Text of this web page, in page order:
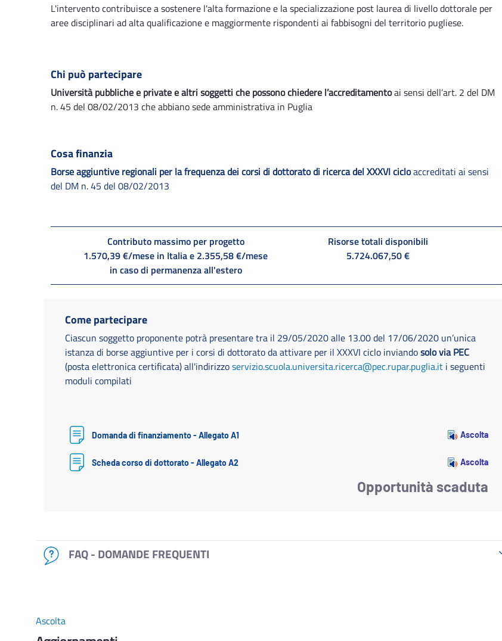
L'intervento contribuisce a sostenere l'alta formazione e la specializzazione post laurea di livello dottorale per
aree disciplinari ad alta qualificazione e maggiormente rispondenti ai fabbisogni del territorio pugliese.
Chi può partecipare
Università pubbliche e private e altri soggetti che possono chiedere l’accreditamentoai sensi dell’art. 2 del DM
n. 45 del 08/02/2013 che abbiano sede amministrativa in Puglia
Cosa finanzia
Borse aggiuntive regionali per la frequenza dei corsi di dottorato di ricerca del XXXVI cicloaccreditati ai sensi
del DM n. 45 del 08/02/2013
Contributo massimo per progetto
1.570,39 €/mese in Italia e 2.355,58 €/mese
in caso di permanenza all'estero
Risorse totali disponibili
5.724.067,50 €
Come partecipare
Ciascun soggetto proponente potrà presentare tra il 29/05/2020 alle 13.00 del 17/06/2020 un’unica
istanza di borse aggiuntive per i corsi di dottorato da attivare per il XXXVI ciclo inviandosolo via PEC
(posta elettronica certificata) all'indirizzoservizio.scuola.universita.ricerca@pec.rupar.puglia.it i seguenti
moduli compilati
Domanda di finanziamento - Allegato A1 Ascolta
Scheda corso di dottorato - Allegato A2 Ascolta
Opportunità scaduta
FAQ - DOMANDE FREQUENTI
Ascolta